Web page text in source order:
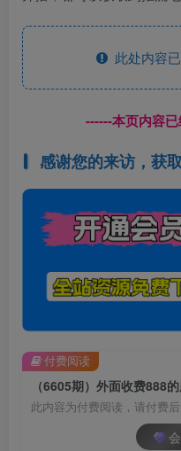
此处内容已
------本页内容
感谢您的来访，获
此内容为付费阅读，请付费
付费阅读